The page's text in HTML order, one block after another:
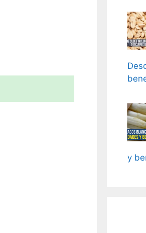
y